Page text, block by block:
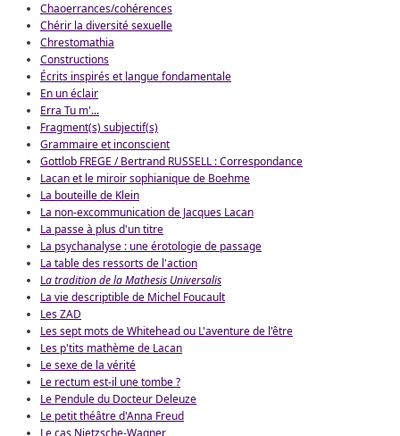
Chaoerrances/cohérences
Chérir la diversité sexuelle
Chrestomathia
Constructions
Écrits inspirés et langue fondamentale
En un éclair
Erra Tu m'...
Fragment(s) subjectif(s)
Grammaire et inconscient
Gottlob FREGE / Bertrand RUSSELL : Correspondance
Lacan et le miroir sophianique de Boehme
La bouteille de Klein
La non-excommunication de Jacques Lacan
La passe à plus d'un titre
La psychanalyse : une érotologie de passage
La table des ressorts de l'action
La tradition de la Mathesis Universalis
La vie descriptible de Michel Foucault
Les ZAD
Les sept mots de Whitehead ou L'aventure de l'être
Les p'tits mathème de Lacan
Le sexe de la vérité
Le rectum est-il une tombe ?
Le Pendule du Docteur Deleuze
Le petit théâtre d'Anna Freud
Le cas Nietzsche-Wagner